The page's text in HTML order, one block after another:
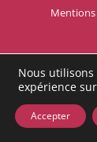
Nous
expérience
Accepter